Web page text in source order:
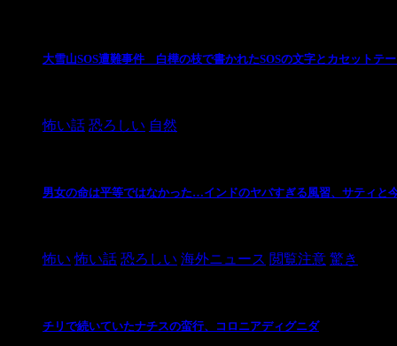
大雪山SOS遭難事件 白樺の枝で書かれたSOSの文字とカセットテ
怖い話 恐ろしい 自然
男女の命は平等ではなかった…インドのヤバすぎる風習、サティと
怖い 怖い話 恐ろしい 海外ニュース 閲覧注意 驚き
チリで続いていたナチスの蛮行、コロニアディグニダ